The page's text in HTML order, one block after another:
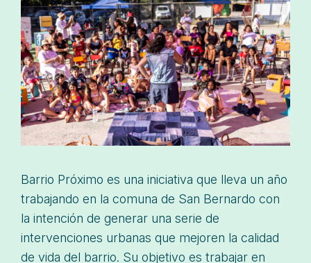
Barrio Próximo es una iniciativa que lleva un año
trabajando en la comuna de San Bernardo con
la intención de generar una serie de
intervenciones urbanas que mejoren la calidad
de vida del barrio. Su objetivo es trabajar en